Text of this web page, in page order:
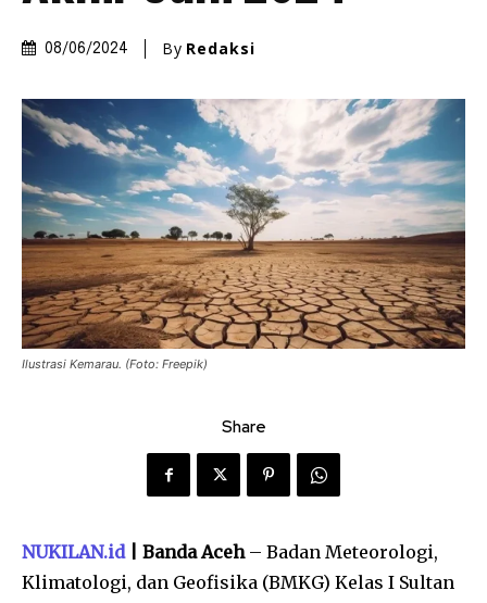
08/06/2024 By Redaksi
Ilustrasi Kemarau. (Foto: Freepik)
Share
NUKILAN.id| Banda Aceh– Badan Meteorologi,
Klimatologi, dan Geofisika (BMKG) Kelas I Sultan